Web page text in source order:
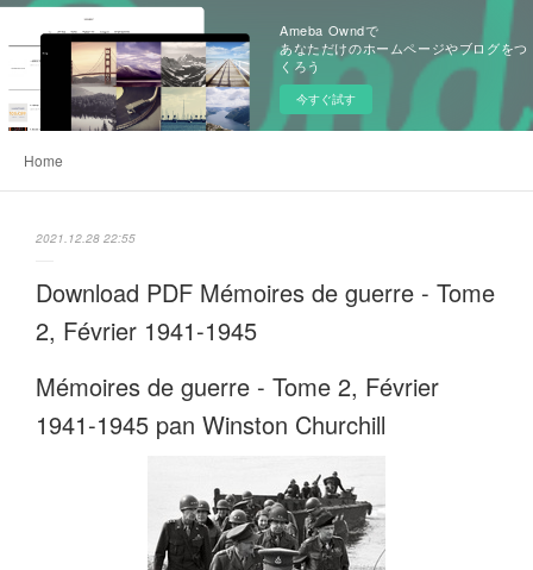
Ameba Owndで
あなただけのホームページやブログをつ
くろう
今すぐ試す
Home
2021.12.28 22:55
Download PDF Mémoires de guerre - Tome
2, Février 1941-1945
Mémoires de guerre - Tome 2, Février
1941-1945 pan Winston Churchill